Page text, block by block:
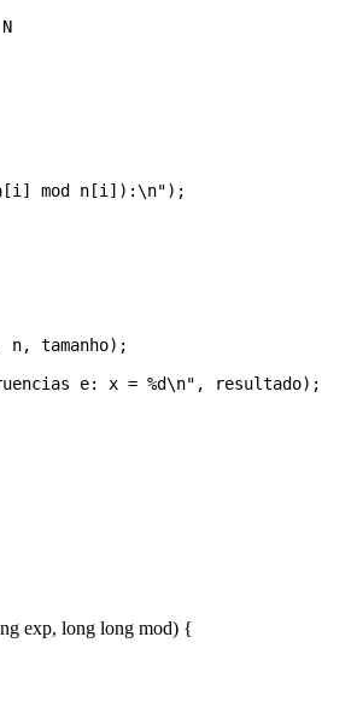
mod n[i]):\n");
n, tamanho);
e: x = %d\n", resultado);
exp, long long mod) {